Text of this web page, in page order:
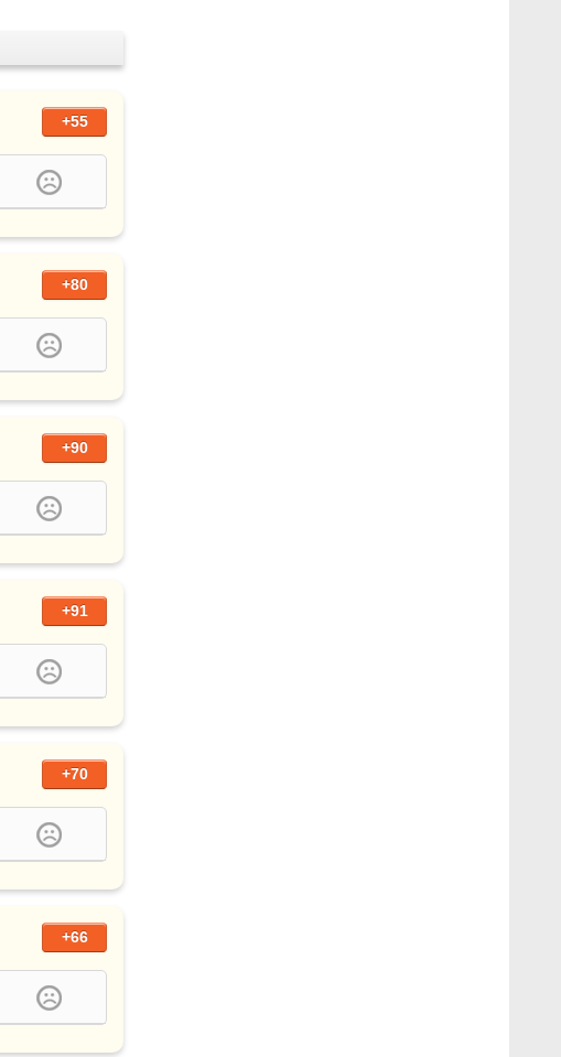
+55
+80
+90
+91
+70
+66